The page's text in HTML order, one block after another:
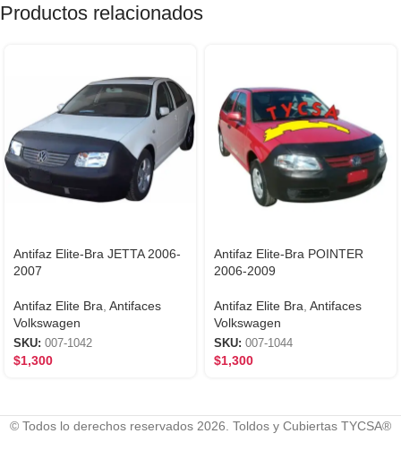
Productos relacionados
Antifaz Elite-Bra JETTA 2006-
2007
Antifaz Elite Bra, Antifaces
Volkswagen
SKU: 007-1042
$1,300
Antifaz Elite-Bra POINTER
2006-2009
Antifaz Elite Bra, Antifaces
Volkswagen
SKU: 007-1044
$1,300
© Todos lo derechos reservados 2026. Toldos y Cubiertas TYCSA®